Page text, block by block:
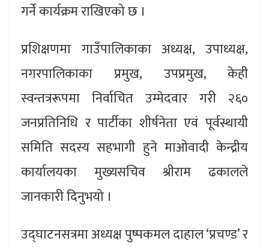
गर्ने कार्यक्रम राखिएको छ ।
प्रशिक्षणमा गाउँपालिकाका अध्यक्ष, उपाध्यक्ष,
नगरपालिकाका प्रमुख, उपप्रमुख, केही
स्वन्तत्ररूपमा निर्वाचित उम्मेदवार गरी २६०
जनप्रतिनिधि र पार्टीका शीर्षनेता एवं पूर्वस्थायी
समिति सदस्य सहभागी हुने माओवादी केन्द्रीय
कार्यालयका मुख्यसचिव श्रीराम ढकालले
जानकारी दिनुभयो ।
उद्घाटनसत्रमा अध्यक्ष पुष्पकमल दाहाल ‘प्रचण्ड’ र